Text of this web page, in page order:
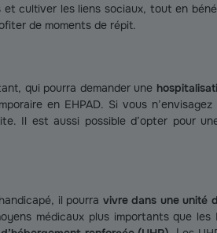
cultiver les liens sociaux, tout en
de moments de répit.
qui pourra demander une
en EHPAD. Si vous
Il est aussi possible d’opter pour
il pourra vivre dans une unité
médicaux plus importants que les